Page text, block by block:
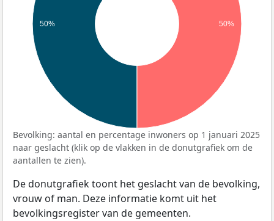
50% 50%
Bevolking: aantal en percentage inwoners op 1 januari 2025
naar geslacht (klik op de vlakken in de donutgrafiek om de
aantallen te zien).
De donutgrafiek toont het geslacht van de bevolking,
vrouw of man. Deze informatie komt uit het
bevolkingsregister van de gemeenten.